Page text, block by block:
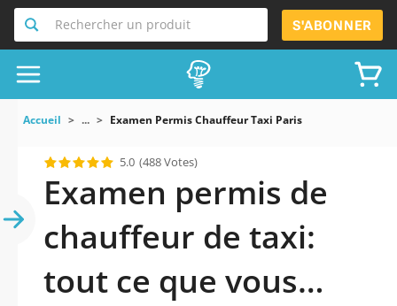
Rechercher un produit S'ABONNER
Accueil ... Examen Permis Chauffeur Taxi Paris
5.0 (488 Votes)
Examen permis de
chauffeur de taxi:
tout ce que vous